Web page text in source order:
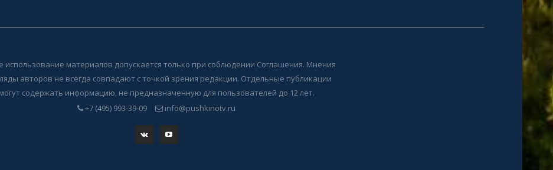
использование материалов допускается только при соблюдении Соглашения. Мнения
авторов не всегда совпадают с точкой зрения редакции. Отдельные публикации
могут содержать информацию, не предназначенную для пользователей до 12 лет.
+7 (495) 993-39-09
info@pushkinotv.ru